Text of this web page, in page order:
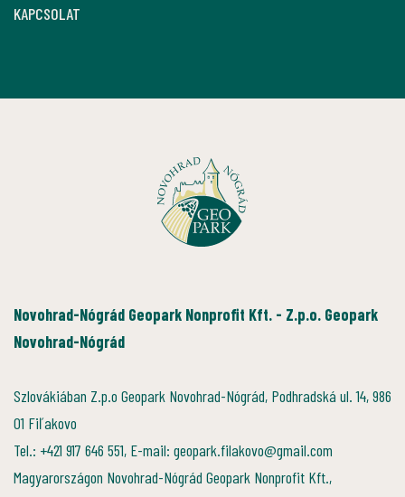
KAPCSOLAT
Novohrad-Nógrád Geopark Nonprofit Kft. - Z.p.o. Geopark
Novohrad-Nógrád
Szlovákiában Z.p.o Geopark Novohrad-Nógrád, Podhradská ul. 14, 986
01 Fiľakovo
Tel.: +421 917 646 551, E-mail: geopark.filakovo@gmail.com
Magyarországon Novohrad-Nógrád Geopark Nonprofit Kft.,